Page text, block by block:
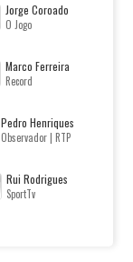
Jorge Coroado
O Jogo
Marco Ferreira
Record
Pedro Henriques
Observador | RTP
Rui Rodrigues
SportTv